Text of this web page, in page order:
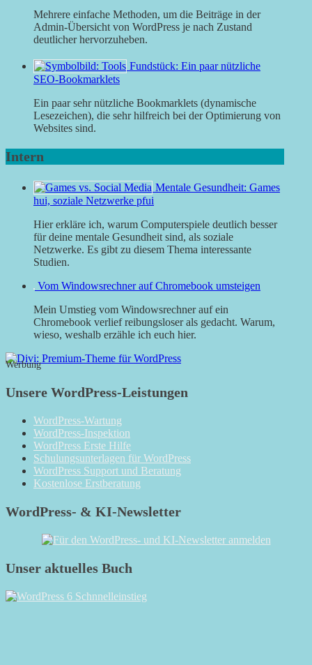
Mehrere einfache Methoden, um die Beiträge in der
Admin-Übersicht von WordPress je nach Zustand
deutlicher hervorzuheben.
Fundstück: Ein paar nützliche
SEO-Bookmarklets
Ein paar sehr nützliche Bookmarklets (dynamische
Lesezeichen), die sehr hilfreich bei der Optimierung von
Websites sind.
Intern
Mentale Gesundheit: Games
hui, soziale Netzwerke pfui
Hier erkläre ich, warum Computerspiele deutlich besser
für deine mentale Gesundheit sind, als soziale
Netzwerke. Es gibt zu diesem Thema interessante
Studien.
Vom Windowsrechner auf Chromebook umsteigen
Mein Umstieg vom Windowsrechner auf ein
Chromebook verlief reibungsloser als gedacht. Warum,
wieso, weshalb erzähle ich euch hier.
Werbung
Unsere WordPress-Leistungen
WordPress-Wartung
WordPress-Inspektion
WordPress Erste Hilfe
Schulungsunterlagen für WordPress
WordPress Support und Beratung
Kostenlose Erstberatung
WordPress- & KI-Newsletter
Unser aktuelles Buch